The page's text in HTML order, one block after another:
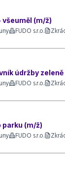
(m/ž)
FUDO s.r.o.
údržby zeleně
FUDO s.r.o.
parku (m/ž)
FUDO s.r.o.